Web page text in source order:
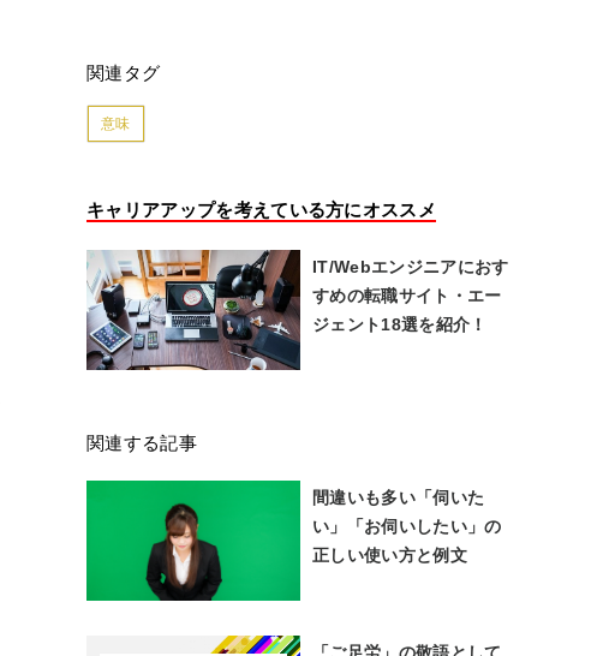
関連タグ
意味
キャリアアップを考えている方にオススメ
IT/Webエンジニアにおす
すめの転職サイト・エー
ジェント18選を紹介！
関連する記事
間違いも多い「伺いた
い」「お伺いしたい」の
正しい使い方と例文